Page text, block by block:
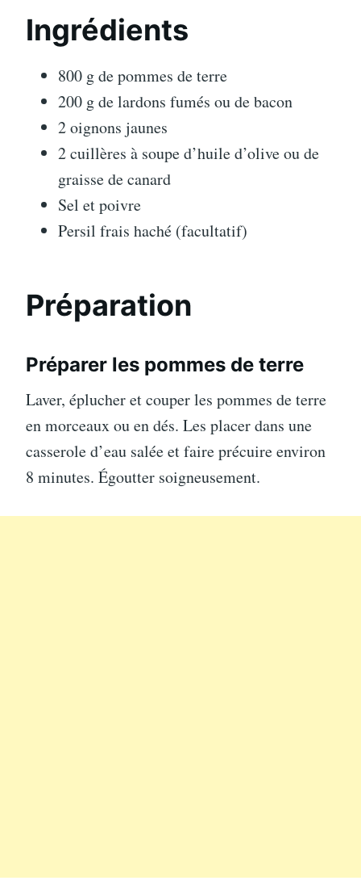
Ingrédients
800 g de pommes de terre
200 g de lardons fumés ou de bacon
2 oignons jaunes
2 cuillères à soupe d’huile d’olive ou de
graisse de canard
Sel et poivre
Persil frais haché (facultatif)
Préparation
Préparer les pommes de terre
Laver, éplucher et couper les pommes de terre
en morceaux ou en dés. Les placer dans une
casserole d’eau salée et faire précuire environ
8 minutes. Égoutter soigneusement.